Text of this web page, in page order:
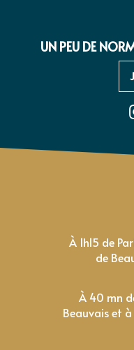
UN PEU DE
À 1h15 de Paris, 1h de Rouen, 40 mn
de
À 40 mn de l'aéroport de Paris
Beauvais et à